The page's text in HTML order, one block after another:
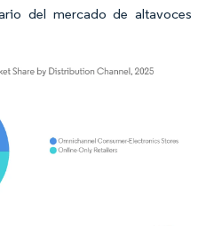
del mercado de altavoces